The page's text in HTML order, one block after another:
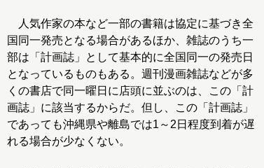
人気作家の本など一部の書籍は協定に基づき全
国同一発売となる場合があるほか、雑誌のうち一
部は「計画誌」として基本的に全国同一の発売日
となっているものもある。週刊漫画雑誌などが多
くの書店で同一曜日に店頭に並ぶのは、この「計
画誌」に該当するからだ。但し、この「計画誌」
であっても沖縄県や離島では1～2日程度到着が遅
れる場合が少なくない。